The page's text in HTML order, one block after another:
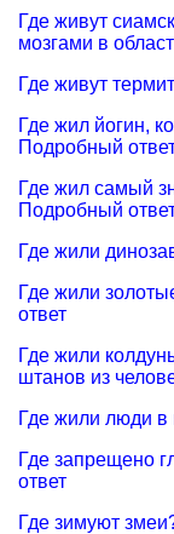
Где живут
мозгами в
Где живут
Где жил йогин,
Подробный
Где жил самый
Подробный
Где жили
Где жили
ответ
Где жили
штанов из
Где жили люди в
Где запрещено
ответ
Где зимуют